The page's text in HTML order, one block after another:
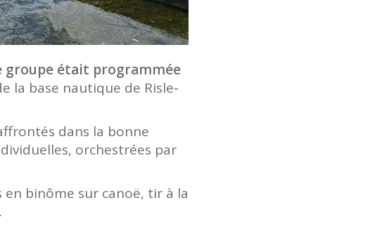
groupe était programmée
la base nautique de Risle-
dans la bonne
orchestrées par
binôme sur canoë, tir à la